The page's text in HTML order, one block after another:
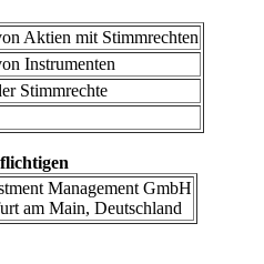
Aktien mit Stimmrechten
Instrumenten
Stimmrechte
Management GmbH
am Main, Deutschland